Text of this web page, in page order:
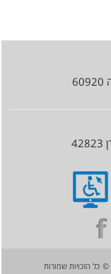
© כל הזכויות שמורות